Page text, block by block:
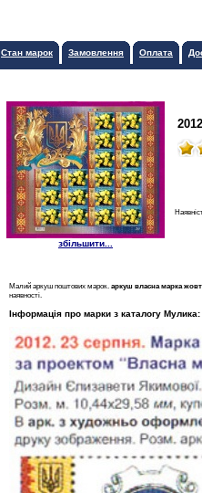
Стан марок Замовлення Оплата
збільшити...
Малий аркуш поштових марок. аркуш власна марка
наявності.
Інформація про марки з каталогу Мулика: